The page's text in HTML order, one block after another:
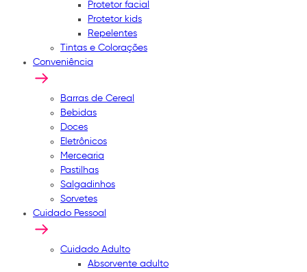
Protetor facial
Protetor kids
Repelentes
Tintas e Colorações
Conveniência
Barras de Cereal
Bebidas
Doces
Eletrônicos
Mercearia
Pastilhas
Salgadinhos
Sorvetes
Cuidado Pessoal
Cuidado Adulto
Absorvente adulto